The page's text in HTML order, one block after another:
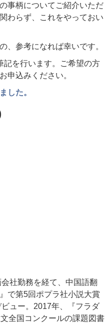
事柄についてご紹介いただ
わらず、これをやっておい
、参考になれば幸いです。
記を行います。ご希望の方
申込みください。
した。
社勤務を経て、中国語翻
で第5回ポプラ社小説大賞
ュー。2017年、『フラダ
全国コンクールの課題図書